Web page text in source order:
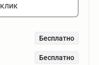
Бесплатно
Бесплатно